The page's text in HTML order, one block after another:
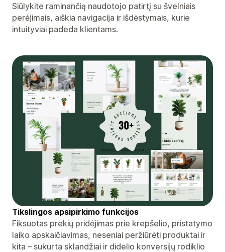
Siūlykite raminančią naudotojo patirtį su švelniais
perėjimais, aiškia navigacija ir išdėstymais, kurie
intuityviai padeda klientams.
Tikslingos apsipirkimo funkcijos
Fiksuotas prekių pridėjimas prie krepšelio, pristatymo
laiko apskaičiavimas, neseniai peržiūrėti produktai ir
kita – sukurta sklandžiai ir didelio konversijų rodiklio